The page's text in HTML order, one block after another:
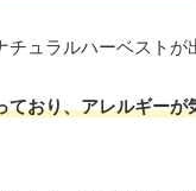
チュラルハーベストが
ており、アレルギー